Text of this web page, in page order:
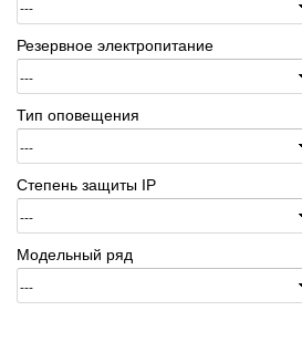
Резервное электропитание
Тип оповещения
Степень защиты IP
Модельный ряд